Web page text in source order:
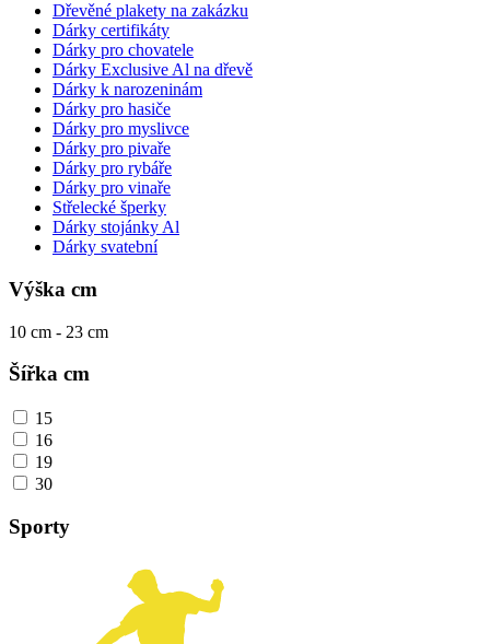
Dřevěné plakety na zakázku
Dárky certifikáty
Dárky pro chovatele
Dárky Exclusive Al na dřevě
Dárky k narozeninám
Dárky pro hasiče
Dárky pro myslivce
Dárky pro pivaře
Dárky pro rybáře
Dárky pro vinaře
Střelecké šperky
Dárky stojánky Al
Dárky svatební
Výška cm
10 cm - 23 cm
Šířka cm
15
16
19
30
Sporty